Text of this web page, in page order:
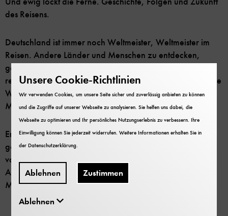
des Reisens.
Deutschland ist immer noch Weltmeister, Weltmeister im
Reisen. Andere Länder und Menschen zu entdecken,
gehört zu den schönsten Erfahrungen des Lebens. Wir
reden über die Anfänge der Reisekultur, die Folgen für die
Welt und nachhaltige Alternativen im Zeitalter des
Massentourismus.
Erleben Sie Highlights im Verkehrszentrum unter einem
ganz speziellen Blickwinkel. Ein Versuch über das Reisen,
von gestern bis heute. Mit unserem special guide
Alexander Lucas. Exklusiv nur für die Mitglieder unserer
Museumsfamilie!
Unsere Cookie-Richtlinien
Wir verwenden Cookies, um unsere Seite sicher und zuverlässig anbieten zu können
und die Zugriffe auf unserer Webseite zu analysieren. Sie helfen uns dabei, die
Webseite zu optimieren und Ihr persönliches Nutzungserlebnis zu verbessern. Ihre
Einwilligung können Sie jederzeit widerrufen. Weitere Informationen erhalten Sie in
derDatenschutzerklärung
Ablehnen Zustimmen
Ablehnen